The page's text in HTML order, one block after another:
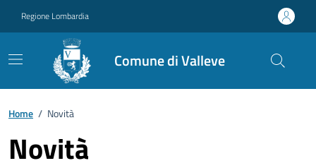
Regione Lombardia
Comune di Valleve
Home / Novità
Novità